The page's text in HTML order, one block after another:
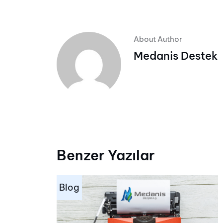
About Author
Medanis Destek
Benzer Yazılar
Blog